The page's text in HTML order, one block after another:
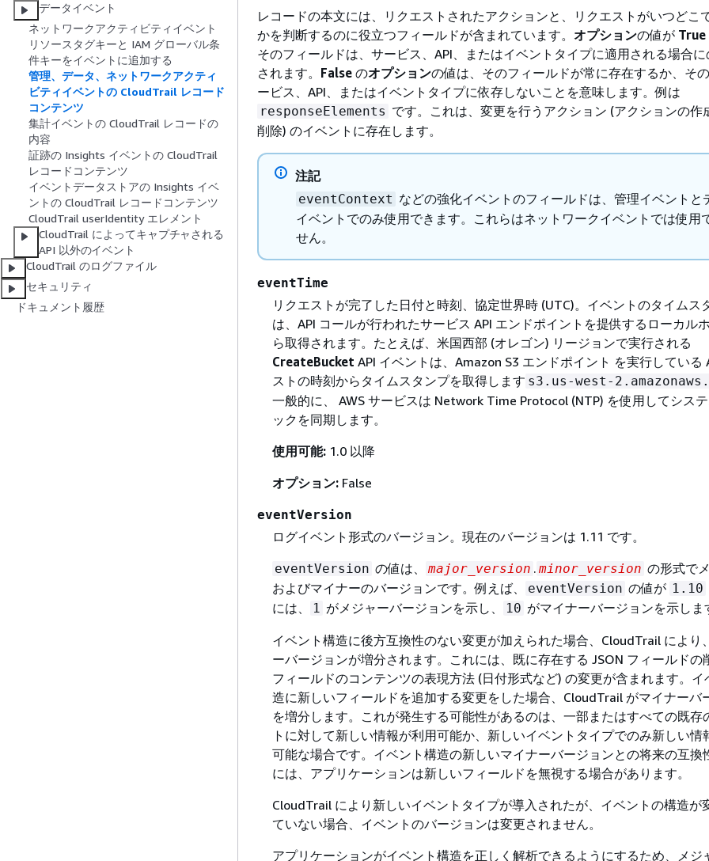
データイベント
ネットワークアクティビティイベント
リソースタグキーと IAM グローバル条
件キーをイベントに追加する
管理、データ、ネットワークアクティ
ビティイベントの CloudTrail レコード
コンテンツ
集計イベントの CloudTrail レコードの
内容
証跡の Insights イベントの CloudTrail
レコードコンテンツ
イベントデータストアの Insights イベ
ントの CloudTrail レコードコンテンツ
CloudTrail userIdentity エレメント
CloudTrail によってキャプチャされる
API 以外のイベント
CloudTrail のログファイル
セキュリティ
ドキュメント履歴
レコードの本文には、リクエストされたアクションと、リクエストがいつどこ
かを判断するのに役立つフィールドが含まれています。 オプションの値が True
そのフィールドは、サービス、API、またはイベントタイプに適用される場合
されます。 False のオプションの値は、そのフィールドが常に存在するか、そ
ービス、API、またはイベントタイプに依存しないことを意味します。例は
responseElements です。これは、変更を行うアクション (アクションの作
削除) のイベントに存在します。
注記
eventContext などの強化イベントのフィールドは、管理イベントと
イベントでのみ使用できます。これらはネットワークイベントでは使用
せん。
eventTime
リクエストが完了した日付と時刻、協定世界時 (UTC)。イベントのタイムス
は、API コールが行われたサービス API エンドポイントを提供するローカル
ら取得されます。たとえば、米国西部 (オレゴン) リージョンで実行される
CreateBucket API イベントは、Amazon S3 エンドポイント を実行している
ストの時刻からタイムスタンプを取得します s3.us-west-
一般的に、 AWS サービスは Network Time Protocol (NTP) を使用してシス
ックを同期します。
使用可能:1.0 以降
オプション:False
eventVersion
ログイベント形式のバージョン。現在のバージョンは 1.11 です。
eventVersion の値は、 major_version . minor_version の形式で
およびマイナーのバージョンです。例えば、
eventVersion の値が 1.10
には、
1 がメジャーバージョンを示し、 10 がマイナーバージョンを示しま
イベント構造に後方互換性のない変更が加えられた場合、CloudTrail により
ーバージョンが増分されます。これには、既に存在する JSON フィールドの
フィールドのコンテンツの表現方法 (日付形式など) の変更が含まれます。イ
造に新しいフィールドを追加する変更をした場合、CloudTrail がマイナーバ
を増分します。これが発生する可能性があるのは、一部またはすべての既存
トに対して新しい情報が利用可能か、新しいイベントタイプでのみ新しい情
可能な場合です。イベント構造の新しいマイナーバージョンとの将来の互換
には、アプリケーションは新しいフィールドを無視する場合があります。
CloudTrail により新しいイベントタイプが導入されたが、イベントの構造が
ていない場合、イベントのバージョンは変更されません。
アプリケーションがイベント構造を正しく解析できるようにするため、メジ